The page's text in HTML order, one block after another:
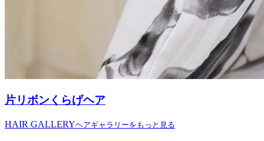
片リボンくらげヘア
HAIR GALLERYヘアギャラリーをもっと見る